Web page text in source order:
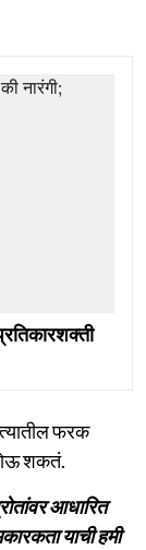
फरक
शकतं.
आधारित
याची हमी